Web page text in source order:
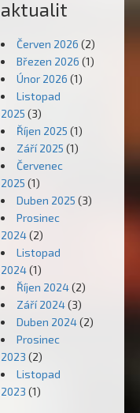
aktualit
Červen 2026 (2)
Březen 2026 (1)
Únor 2026 (1)
Listopad
2025 (3)
Říjen 2025 (1)
Září 2025 (1)
Červenec
2025 (1)
Duben 2025 (3)
Prosinec
2024(2)
Listopad
2024(1)
Říjen 2024(2)
Září 2024(3)
Duben 2024(2)
Prosinec
2023 (2)
Listopad
2023 (1)